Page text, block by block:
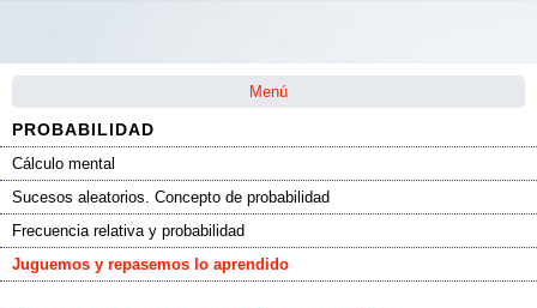
Menú
PROBABILIDAD
Cálculo mental
Sucesos aleatorios. Concepto de probabilidad
Frecuencia relativa y probabilidad
Juguemos y repasemos lo aprendido